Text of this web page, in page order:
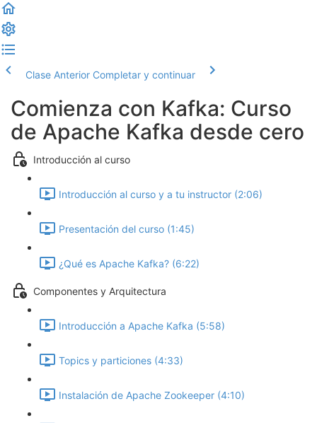
Clase Anterior Completar y continuar
Comienza con Kafka: Curso
de Apache Kafka desde cero
Introducción al curso
Introducción al curso y a tu instructor (2:06)
Presentación del curso (1:45)
¿Qué es Apache Kafka? (6:22)
Componentes y Arquitectura
Introducción a Apache Kafka (5:58)
Topics y particiones (4:33)
Instalación de Apache Zookeeper (4:10)